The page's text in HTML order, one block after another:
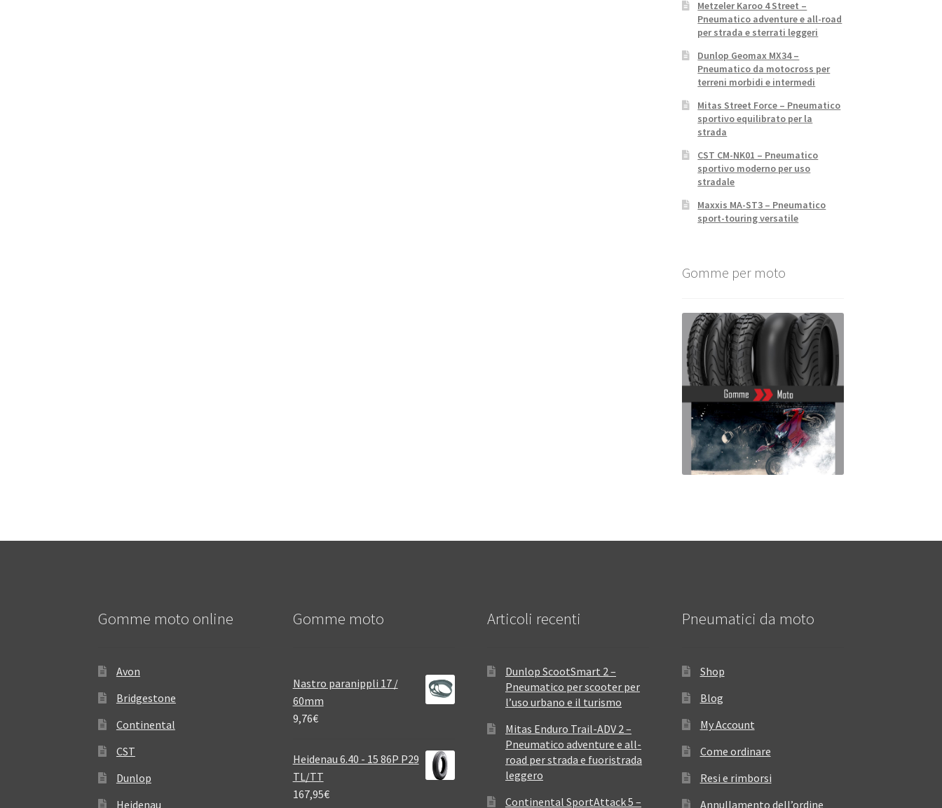
Metzeler Karoo 4 Street –
Pneumatico adventure e all-road
per strada e sterrati leggeri
Dunlop Geomax MX34 –
Pneumatico da motocross per
terreni morbidi e intermedi
Mitas Street Force – Pneumatico
sportivo equilibrato per la
strada
CST CM-NK01 – Pneumatico
sportivo moderno per uso
stradale
Maxxis MA-ST3 – Pneumatico
sport-touring versatile
Gomme per moto
Gomme moto online
Avon
Bridgestone
Continental
CST
Dunlop
Heidenau
Gomme moto
Nastro paranippli 17 /
60mm
9,76€
Heidenau 6.40 - 15 86P P29
TL/TT
167,95€
Articoli recenti
Dunlop ScootSmart 2 –
Pneumatico per scooter per
l’uso urbano e il turismo
Mitas Enduro Trail-ADV 2 –
Pneumatico adventure e all-
road per strada e fuoristrada
leggero
Continental SportAttack 5 –
Pneumatici da moto
Shop
Blog
My Account
Come ordinare
Resi e rimborsi
Annullamento dell’ordine